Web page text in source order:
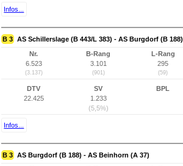
Infos...
B 3 AS Schillerslage (B 443/L 383) - AS Burgdorf (B 188)
Nr.
6.523
(3.137)
B-Rang
3.101
(901)
L-Rang
295
(59)
DTV
22.425
SV
1.233
(5,5%)
BPL
Infos...
B 3 AS Burgdorf (B 188) - AS Beinhorn (A 37)